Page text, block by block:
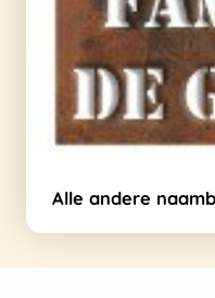
Alle andere